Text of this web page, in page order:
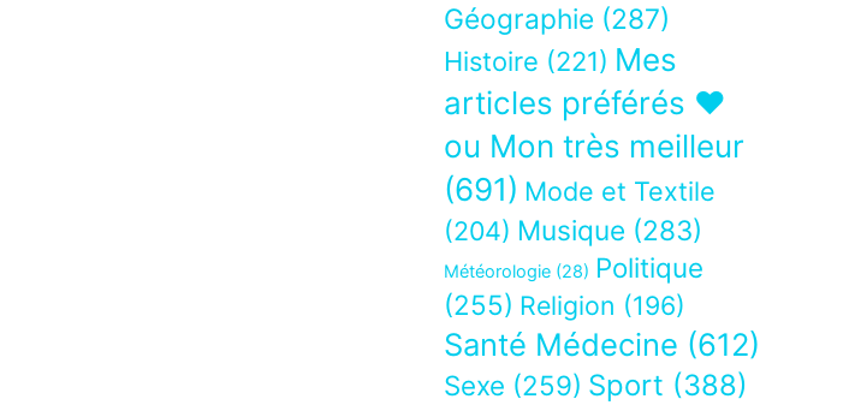
Géographie (287)
Histoire (221) Mes
articles préférés ❤
ou Mon très meilleur
(691) Mode et Textile
(204) Musique (283)
Météorologie (28) Politique
(255) Religion (196)
Santé Médecine (612)
Sexe (259) Sport (388)